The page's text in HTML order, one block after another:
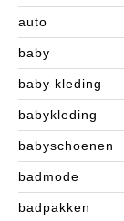
auto
baby
baby kleding
babykleding
babyschoenen
badmode
badpakken